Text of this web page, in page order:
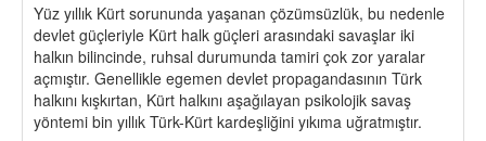
Yüz yıllık Kürt sorununda yaşanan çözümsüzlük, bu nedenle
devlet güçleriyle Kürt halk güçleri arasındaki savaşlar iki
halkın bilincinde, ruhsal durumunda tamiri çok zor yaralar
açmıştır. Genellikle egemen devlet propagandasının Türk
halkını kışkırtan, Kürt halkını aşağılayan psikolojik savaş
yöntemi bin yıllık Türk-Kürt kardeşliğini yıkıma uğratmıştır.